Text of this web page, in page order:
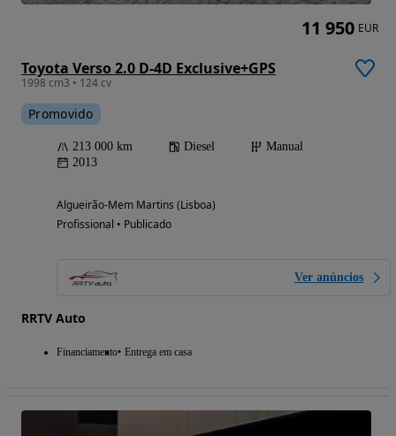
Toyota Verso 2.0 D-4D Exclusive+GPS
1998 cm3 • 124 cv
Promovido
213 000 km Diesel
Manual
2013
Algueirão-Mem Martins (Lisboa)
Profissional • Publicado
Ver anúncios
RRTV Auto
Financiamento Entrega em casa
11 950 EUR